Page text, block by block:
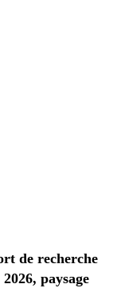
de recherche
paysage